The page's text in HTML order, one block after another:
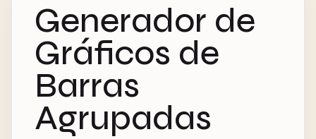
Generador de
Gráficos de
Barras
Agrupadas